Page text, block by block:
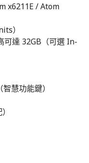
x6211E / Atom
）
可達 32GB（可選 In-
慧功能鍵）